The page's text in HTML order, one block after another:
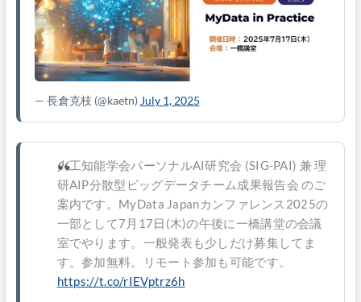
— 長倉克枝 (@kaetn) July 1, 2025
人工知能学会パーソナルAI研究会 (SIG-PAI) 兼 理
研AIP分散型ビッグデータチーム成果報告会 のご
案内です。MyData Japanカンファレンス2025の
一部として7月17日(木)の午後に一橋講堂の会議
室でやります。一般発表も少しだけ募集してま
す。参加無料。リモート参加も可能です。
https://t.co/rIEVptrz6h